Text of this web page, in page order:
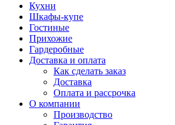
Кухни
Шкафы-купе
Гостиные
Прихожие
Гардеробные
Доставка и оплата
Как сделать заказ
Доставка
Оплата и рассрочка
О компании
Производство